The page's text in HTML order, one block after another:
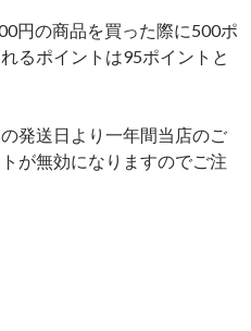
円の商品を買った際に500ポ
るポイントは95ポイントと
発送日より一年間当店のご
が無効になりますのでご注